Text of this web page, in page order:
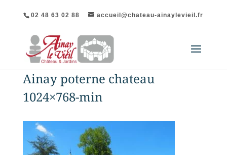
02 48 63 02 88 accueil@chateau-ainaylevieil.fr
Ainay poterne chateau
1024×768-min